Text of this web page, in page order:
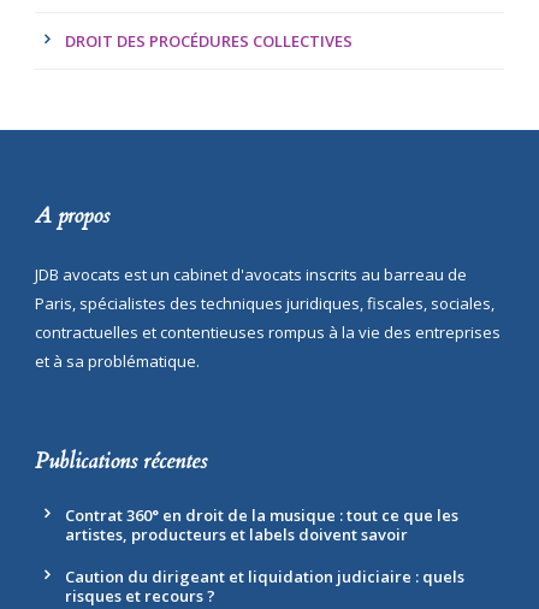
DROIT DES PROCÉDURES COLLECTIVES
A propos
JDB avocats est un cabinet d'avocats inscrits au barreau de
Paris, spécialistes des techniques juridiques, fiscales, sociales,
contractuelles et contentieuses rompus à la vie des entreprises
et à sa problématique.
Publications récentes
Contrat 360° en droit de la musique : tout ce que les
artistes, producteurs et labels doivent savoir
Caution du dirigeant et liquidation judiciaire : quels
risques et recours ?